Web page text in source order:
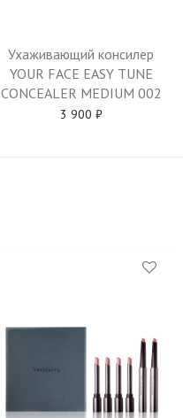
Ухаживающий консилер
YOUR FACE EASY TUNE
CONCEALER MEDIUM 002
3 900 ₽